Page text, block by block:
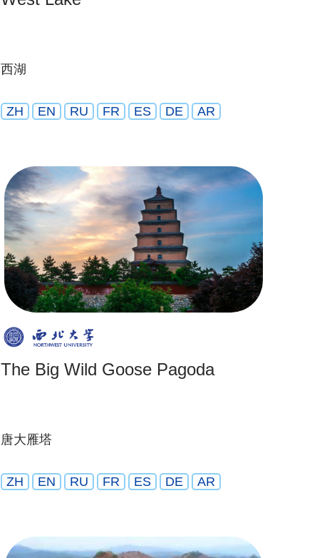
西湖
ZH EN RU FR ES DE AR
The Big Wild Goose Pagoda
唐大雁塔
ZH EN RU FR ES DE AR